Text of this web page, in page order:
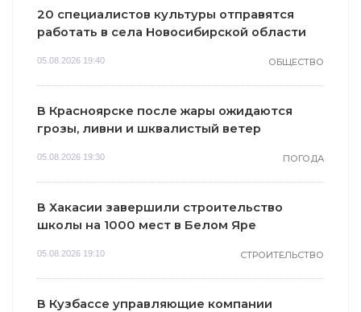
20 специалистов культуры отправятся
работать в села Новосибирской области
05.08.2026 19:40 ОБЩЕСТВО
В Красноярске после жары ожидаются
грозы, ливни и шквалистый ветер
05.08.2026 19:30 ПОГОДА
В Хакасии завершили строительство
школы на 1000 мест в Белом Яре
05.08.2026 19:10 СТРОИТЕЛЬСТВО
В Кузбассе управляющие компании